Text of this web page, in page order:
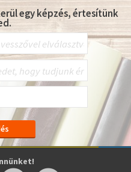
egy képzés, értesítünk